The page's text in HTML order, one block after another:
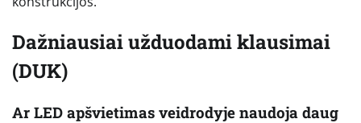
Dažniausiai užduodami klausimai
(DUK)
Ar LED apšvietimas veidrodyje naudoja daug